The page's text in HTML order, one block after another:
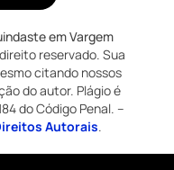
em Vargem
reservado. Sua
citando nossos
do autor. Plágio é
do Código Penal. –
Autorais.